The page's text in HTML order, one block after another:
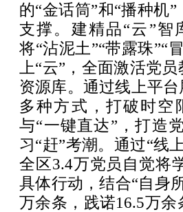
的“金话筒”和“播种机
支撑。建精品“云”
将“沾泥土”“带露珠”“
上“云”，全面激活党
资源库。通过线上平
多种方式，打破时空
与“一键直达”，打造
习“赶”考潮。通过“线
全区3.4万党员自觉将
具体行动，结合“自身
万余条，践诺16.5万